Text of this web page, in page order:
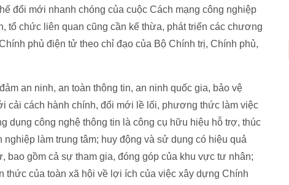
đổi mới nhanh chóng của cuộc Cách mạng công nghiệp
tổ chức liên quan cũng cần kế thừa, phát triển các chương
phủ điện tử theo chỉ đạo của Bộ Chính trị, Chính phủ,
an ninh, an toàn thông tin, an ninh quốc gia, bảo vệ
cải cách hành chính, đổi mới lề lối, phương thức làm việc
dụng công nghệ thông tin là công cụ hữu hiệu hỗ trợ, thúc
làm trung tâm; huy động và sử dụng có hiệu quả
bao gồm cả sự tham gia, đóng góp của khu vực tư nhân;
thức của toàn xã hội về lợi ích của việc xây dựng Chính